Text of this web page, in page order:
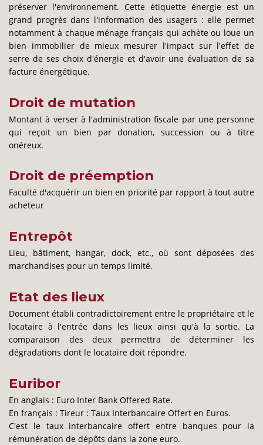
préserver l'environnement. Cette étiquette énergie est un
grand progrès dans l'information des usagers : elle permet
notamment à chaque ménage français qui achète ou loue un
bien immobilier de mieux mesurer l'impact sur l'effet de
serre de ses choix d'énergie et d'avoir une évaluation de sa
facture énergétique.
Droit de mutation
Montant à verser à l'administration fiscale par une personne
qui reçoit un bien par donation, succession ou à titre
onéreux.
Droit de préemption
Faculté d'acquérir un bien en priorité par rapport à tout autre
acheteur
Entrepôt
Lieu, bâtiment, hangar, dock, etc., où sont déposées des
marchandises pour un temps limité.
Etat des lieux
Document établi contradictoirement entre le propriétaire et le
locataire à l'entrée dans les lieux ainsi qu'à la sortie. La
comparaison des deux permettra de déterminer les
dégradations dont le locataire doit répondre.
Euribor
En anglais : Euro Inter Bank Offered Rate.
En français : Tireur : Taux Interbancaire Offert en Euros.
C'est le taux interbancaire offert entre banques pour la
rémunération de dépôts dans la zone euro.